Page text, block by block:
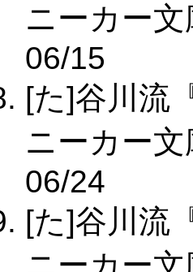
ニーカー
06/15
[た]谷川流
ニーカー
06/24
[た]谷川流